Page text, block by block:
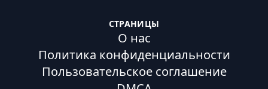
СТРАНИЦЫ
О нас
Политика конфиденциальности
Пользовательское соглашение